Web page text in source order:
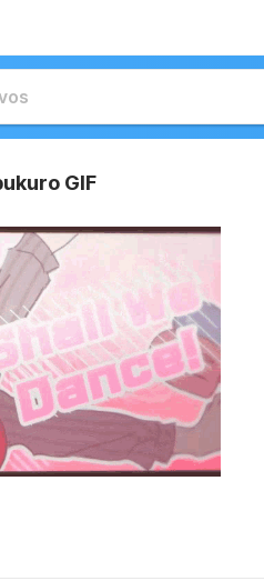
GIF